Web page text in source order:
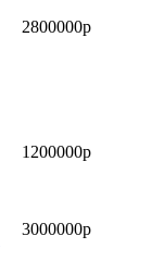
2800000р
1200000р
3000000р